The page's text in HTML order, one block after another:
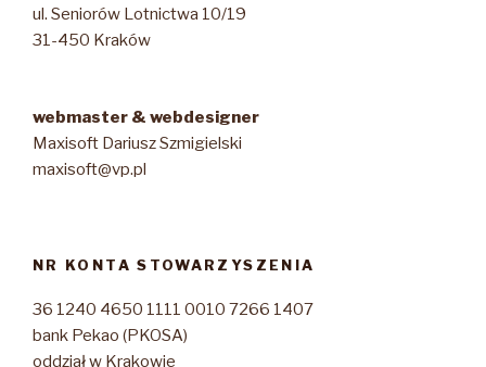
ul. Seniorów Lotnictwa 10/19
31-450 Kraków
webmaster & webdesigner
Maxisoft Dariusz Szmigielski
maxisoft@vp.pl
NR KONTA STOWARZYSZENIA
36 1240 4650 1111 0010 7266 1407
bank Pekao (PKOSA)
oddział w Krakowie